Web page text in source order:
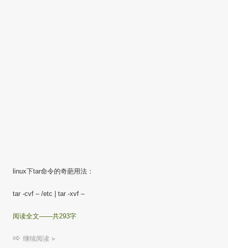
linux下tar命令的奇葩用法：
tar -cvf – /etc | tar -xvf –
阅读全文——共293字
继续阅读 »